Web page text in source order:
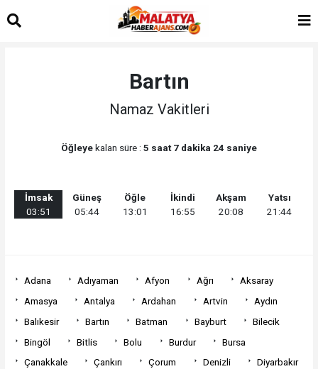
Bartın
Namaz Vakitleri
Öğleyekalan süre : 5 saat 7 dakika 24 saniye
İmsak
03:51
Güneş
05:44
Öğle
13:01
İkindi
16:55
Akşam
20:08
Yatsı
21:44
Adana Adıyaman Afyon Ağrı
Aksaray
Amasya
Antalya Ardahan Artvin
Aydın
Balıkesir
Bartın Batman Bayburt
Bilecik
Bingöl
Bitlis Bolu Burdur
Bursa
Çanakkale
Çankırı Çorum Denizli
Diyarbakır